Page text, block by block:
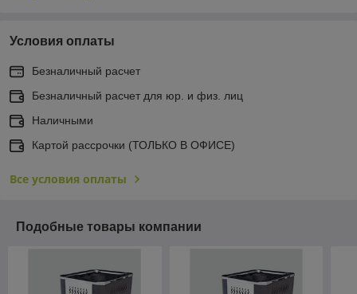
Условия оплаты
Безналичный расчет
Безналичный расчет для юр. и физ. лиц
Наличными
Картой рассрочки (ТОЛЬКО В ОФИСЕ)
Все условия оплаты
Подобные товары компании